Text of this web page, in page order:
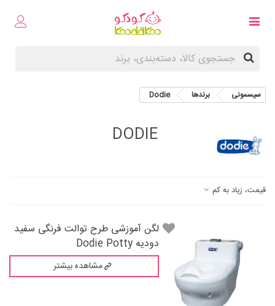
سیسمونی برندها Dodie
DODIE
قیمت، زیاد به کم
لگن آموزشی طرح توالت فرنگی سفید
دودیه Dodie Potty
مشاهده بیشتر